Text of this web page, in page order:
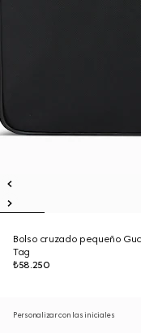
Bolso cruzado pequeño
Tag
₺58.250
Personalizar con las iniciales